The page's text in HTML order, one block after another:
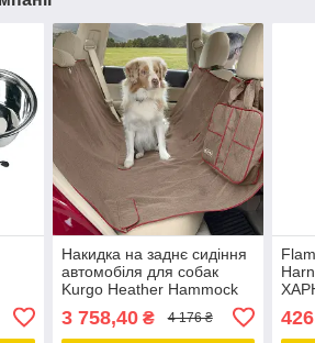
Накидка на заднє сидіння
автомобіля для собак
Kurgo Heather Hammock
(K01597)
3 758,40₴ 4 176 ₴
24